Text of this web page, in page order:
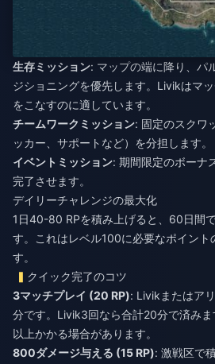
生存ミッション: マップの端に降り、パ
ジショニングを優先します。Livikはマ
をこなすのに適しています。
チームワークミッション: 固定のスクワ
ッカー、サポートなど）を分担します。
イベントミッション: 期間限定のボーナ
完了させます。
デイリーチャレンジの最大化
1日40-80 RPを積み上げると、60日間
す。これはレベル100に必要なポイント
す。
クイック完了のコツ
3マッチプレイ (20 RP): Livikまたはア
分です。Livik3回なら合計20分で済み
以上かかる場合があります。
800ダメージ与える (15 RP): 激戦区で